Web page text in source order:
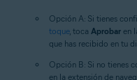
Opción A: Si tienes
toque, toca Aprobar en
que has recibido en tu
Opción B: Si no tienes
en la extensión de